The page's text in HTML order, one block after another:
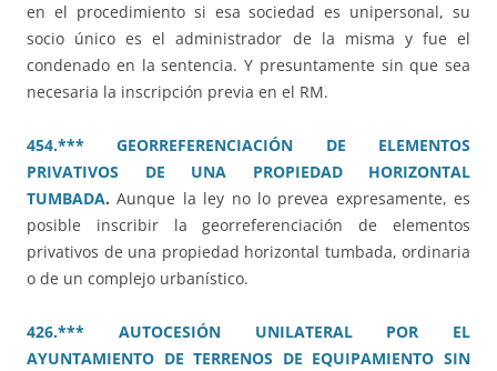
en el procedimiento si esa sociedad es unipersonal, su
socio único es el administrador de la misma y fue el
condenado en la sentencia. Y presuntamente sin que sea
necesaria la inscripción previa en el RM.
454.*** GEORREFERENCIACIÓN DE ELEMENTOS
PRIVATIVOS DE UNA PROPIEDAD HORIZONTAL
TUMBADA.Aunque la ley no lo prevea expresamente, es
posible inscribir la georreferenciación de elementos
privativos de una propiedad horizontal tumbada, ordinaria
o de un complejo urbanístico.
426.*** AUTOCESIÓN UNILATERAL POR EL
AYUNTAMIENTO DE TERRENOS DE EQUIPAMIENTO SIN